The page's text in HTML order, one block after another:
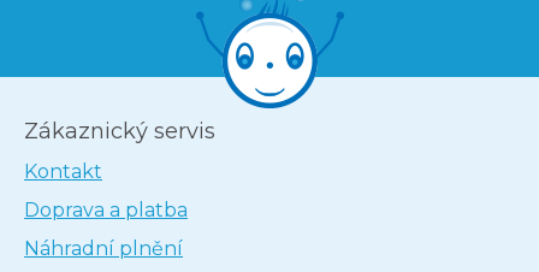
Zákaznický servis
Kontakt
Doprava a platba
Náhradní plnění